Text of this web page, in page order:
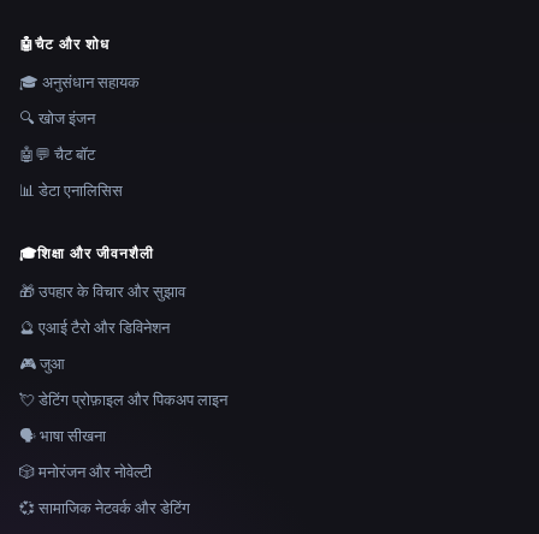
🤖चैट और शोध
🎓 अनुसंधान सहायक
🔍 खोज इंजन
🤖💬 चैट बॉट
📊 डेटा एनालिसिस
🎓शिक्षा और जीवनशैली
🎁 उपहार के विचार और सुझाव
🔮 एआई टैरो और डिविनेशन
🎮 जुआ
💘 डेटिंग प्रोफ़ाइल और पिकअप लाइन
🗣️ भाषा सीखना
🎲 मनोरंजन और नोवेल्टी
💞 सामाजिक नेटवर्क और डेटिंग